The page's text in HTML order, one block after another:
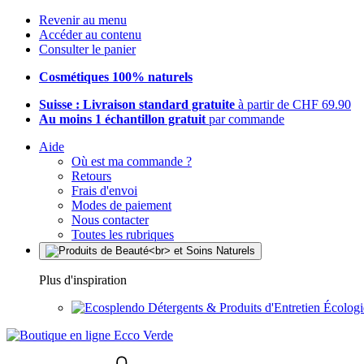
Revenir au menu
Accéder au contenu
Consulter le panier
Cosmétiques 100% naturels
Suisse : Livraison standard gratuite à partir de CHF 69.90
Au moins 1 échantillon gratuit par commande
Aide
Où est ma commande ?
Retours
Frais d'envoi
Modes de paiement
Nous contacter
Toutes les rubriques
Plus d'inspiration
Détergents & Produits d'Entretien